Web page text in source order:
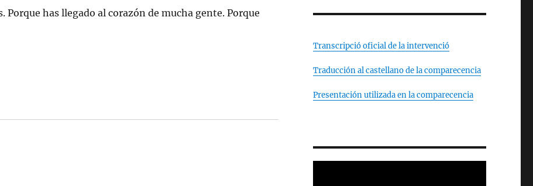
Porque has llegado al corazón de mucha gente. Porque
Transcripció oficial de la intervenció
Traducción al castellano de la comparecencia
Presentación utilizada en la comparecencia